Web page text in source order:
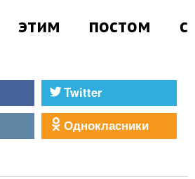
этим постом с
Twitter
Однокласники